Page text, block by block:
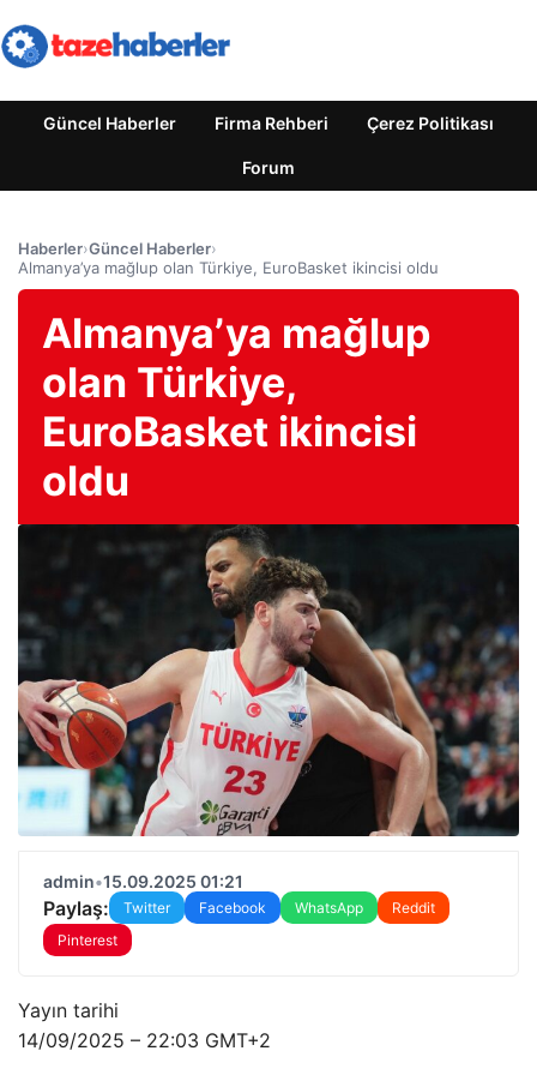
Güncel Haberler Firma Rehberi Çerez Politikası
Forum
Haberler›Güncel Haberler›
Almanya’ya mağlup olan Türkiye, EuroBasket ikincisi oldu
Almanya’ya mağlup
olan Türkiye,
EuroBasket ikincisi
oldu
admin•15.09.2025 01:21
Paylaş: Twitter Facebook WhatsApp
Reddit
Pinterest
Yayın tarihi
14/09/2025 – 22:03 GMT+2